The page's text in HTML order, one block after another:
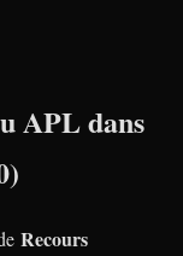
APL dans
Recours